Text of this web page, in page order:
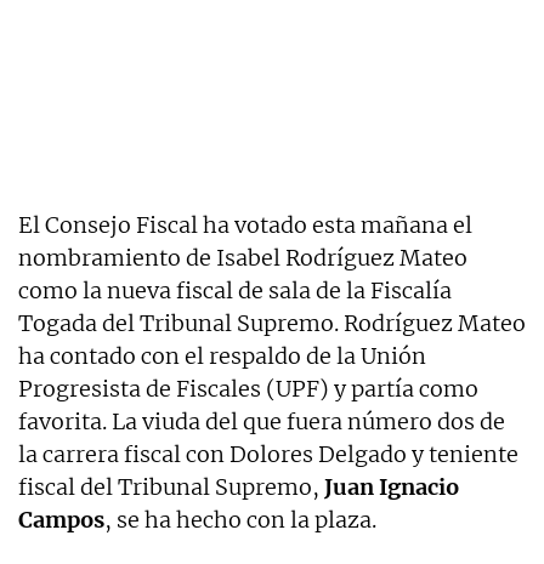
El Consejo Fiscal ha votado esta mañana el
nombramiento de Isabel Rodríguez Mateo
como la nueva fiscal de sala de la Fiscalía
Togada del Tribunal Supremo. Rodríguez Mateo
ha contado con el respaldo de la Unión
Progresista de Fiscales (UPF) y partía como
favorita. La viuda del que fuera número dos de
la carrera fiscal con Dolores Delgado y teniente
fiscal del Tribunal Supremo, Juan Ignacio
Campos, se ha hecho con la plaza.